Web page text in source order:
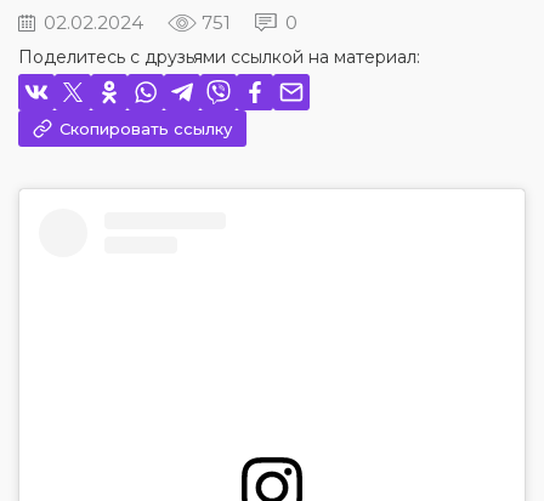
02.02.2024 751 0
Поделитесь с друзьями ссылкой на материал:
Скопировать ссылку